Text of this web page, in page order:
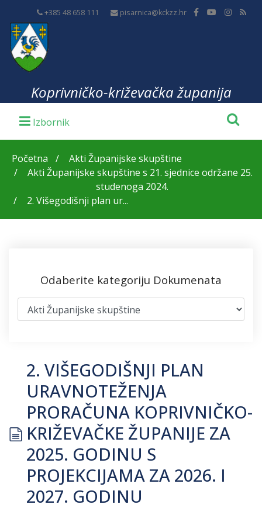
+385 48 658 111 pisarnica@kckzz.hr
Koprivničko-križevačka županija
Početna
Akti Županijske skupštine
Akti Županijske skupštine s 21. sjednice održane 25.
studenoga 2024.
2. Višegodišnji plan ur...
Odaberite kategoriju Dokumenata
document
2. VIŠEGODIŠNJI PLAN
URAVNOTEŽENJA
PRORAČUNA KOPRIVNIČKO-
KRIŽEVAČKE ŽUPANIJE ZA
2025. GODINU S
PROJEKCIJAMA ZA 2026. I
2027. GODINU